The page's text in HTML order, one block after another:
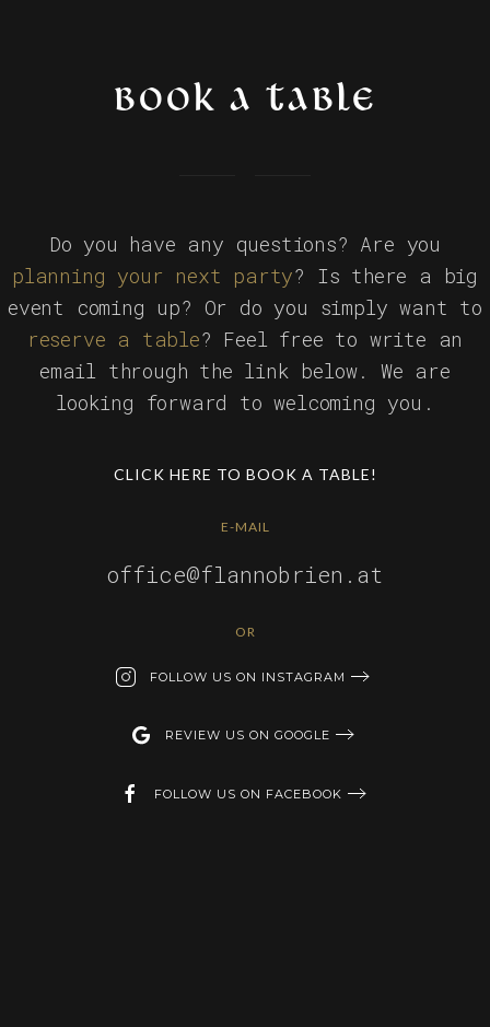
BOOK A TABLE
Do you have any questions? Are you
planning your next party? Is there a big
event coming up? Or do you simply want to
reserve a table? Feel free to write an
email through the link below. We are
looking forward to welcoming you.
CLICK HERE TO BOOK A TABLE!
E-MAIL
office@flannobrien.at
OR
FOLLOW US ON INSTAGRAM
REVIEW US ON GOOGLE
FOLLOW US ON FACEBOOK